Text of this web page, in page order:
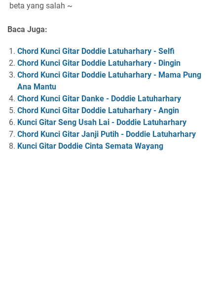
beta yang salah ~
Baca Juga:
Chord Kunci Gitar Doddie Latuharhary - Selfi
Chord Kunci Gitar Doddie Latuharhary - Dingin
Chord Kunci Gitar Doddie Latuharhary - Mama Pung
Ana Mantu
Chord Kunci Gitar Danke - Doddie Latuharhary
Chord Kunci Gitar Doddie Latuharhary - Angin
Kunci Gitar Seng Usah Lai - Doddie Latuharhary
Chord Kunci Gitar Janji Putih - Doddie Latuharhary
Kunci Gitar Doddie Cinta Semata Wayang